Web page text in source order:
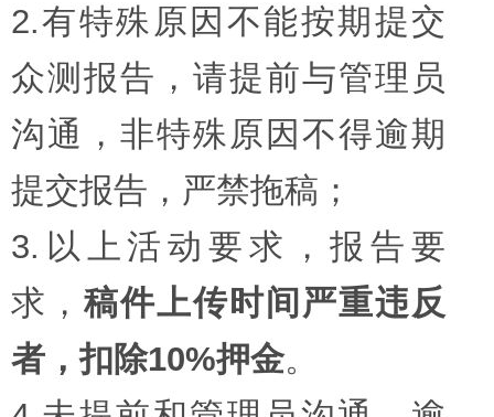
2.有特殊原因不能按期提交
众测报告，请提前与管理员
沟通，非特殊原因不得逾期
提交报告，严禁拖稿；
3.以上活动要求，报告要
求， 稿件上传时间严重违反
者，扣除10%押金。